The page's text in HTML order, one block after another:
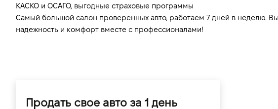
КАСКО и ОСАГО, выгодные страховые программы
Самый большой салон проверенных авто, работаем 7 дней в неделю.
надежность и комфорт вместе с профессионалами!
Продать свое авто за 1 день